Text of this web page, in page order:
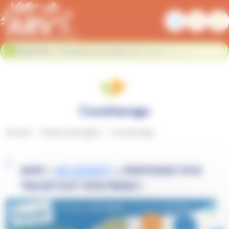
Fermer le bandeau flash info
au 23 août. Nous nous retrouvons le 24 août. Bonnes
Covoiturage
AVEC « JE COVOIT’
», PARTAGEZ VOS
Panneau de gestion des cookies